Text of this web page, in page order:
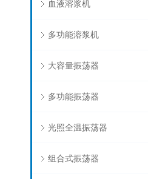
血液溶浆机
多功能溶浆机
大容量振荡器
多功能振荡器
光照全温振荡器
组合式振荡器